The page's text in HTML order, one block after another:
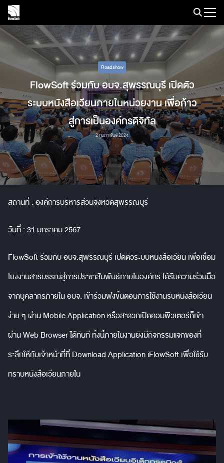
Skip
content
Search
for:
Roadshow
FlowSoft ร่วมกับ อบจ.สุพรรณบุรี เปิดตัว
ระบบหนังสือเวียนภายในหน่วยงาน เพื่อก้าว
สู่การเป็นองค์กรดิจิทัล
2 กุมภาพันธ์ 2024
สถานที่ : องค์การบริหารส่วนจังหวัดสุพรรณบุรี
วันที่ : 31 มกราคม 2567
FlowSoft ร่วมกับ อบจ.สุพรรณบุรี เปิดตัวระบบหนังสือเวียน เพื่อเชื่อม
โยงงานสารบรรณสู่การประชาสัมพันธ์ภายในองค์กร ได้รับความร่วมมือ
จากบุคลากรภายใน อบจ. เข้าร่วมฟังขั้นตอนการใช้งานรับหนังสือเวียน
ง่าย ๆ ผ่าน Mobile Application หรือสะดวกเปิดคอมพิวเตอร์ก็เข้า
ผ่าน Web Browser ได้ทันที ทั้งนี้ภายในงานยังมีกิจกรรมแจกของที่
ระลึกให้กับเจ้าหน้าที่ที่ Download Application iFlowSoft เพื่อใช้รับ
ทราบหนังสือเวียนภายใน